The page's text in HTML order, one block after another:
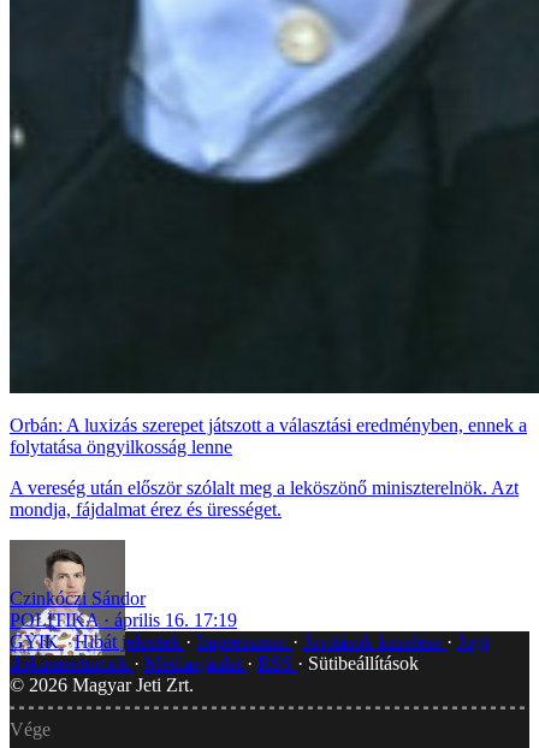
Orbán: A luxizás szerepet játszott a választási eredményben, ennek a
folytatása öngyilkosság lenne
A vereség után először szólalt meg a leköszönő miniszterelnök. Azt
mondja, fájdalmat érez és ürességet.
Czinkóczi Sándor
POLITIKA
április 16. 17:19
GYIK Hibát jelentek Impresszum Javítások kezelése
Jogi
dokumentumok
Médiaajánlat RSS
Sütibeállítások
© 2026 Magyar Jeti Zrt.
Vége